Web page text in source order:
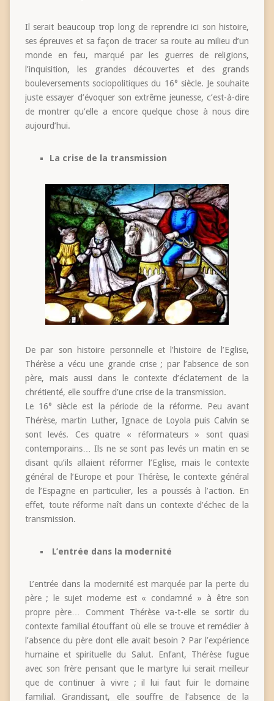
Il serait beaucoup trop long de reprendre ici son histoire,
ses épreuves et sa façon de tracer sa route au milieu d’un
monde en feu, marqué par les guerres de religions,
l’inquisition, les grandes découvertes et des grands
bouleversements sociopolitiques du 16° siècle. Je souhaite
juste essayer d’évoquer son extrême jeunesse, c’est-à-dire
de montrer qu’elle a encore quelque chose à nous dire
aujourd’hui.
La crise de la transmission
De par son histoire personnelle et l’histoire de l’Eglise,
Thérèse a vécu une grande crise ; par l’absence de son
père, mais aussi dans le contexte d’éclatement de la
chrétienté, elle souffre d’une crise de la transmission.
Le 16° siècle est la période de la réforme. Peu avant
Thérèse, martin Luther, Ignace de Loyola puis Calvin se
sont levés. Ces quatre « réformateurs » sont quasi
contemporains… Ils ne se sont pas levés un matin en se
disant qu’ils allaient réformer l’Eglise, mais le contexte
général de l’Europe et pour Thérèse, le contexte général
de l’Espagne en particulier, les a poussés à l’action. En
effet, toute réforme naît dans un contexte d’échec de la
transmission.
L’entrée dans la modernité
L’entrée dans la modernité est marquée par la perte du
père ; le sujet moderne est « condamné » à être son
propre père… Comment Thérèse va-t-elle se sortir du
contexte familial étouffant où elle se trouve et remédier à
l’absence du père dont elle avait besoin ? Par l’expérience
humaine et spirituelle du Salut. Enfant, Thérèse fugue
avec son frère pensant que le martyre lui serait meilleur
que de continuer à vivre ; il lui faut fuir le domaine
familial. Grandissant, elle souffre de l’absence de la